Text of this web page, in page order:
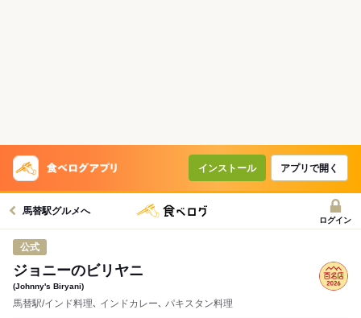
インストール アプリで開く
馬替駅グルメへ
ログイン
公式
ジョニーのビリヤニ
(Johnny's Biryani)
馬替駅/インド料理､ インドカレー､ パキスタン料理